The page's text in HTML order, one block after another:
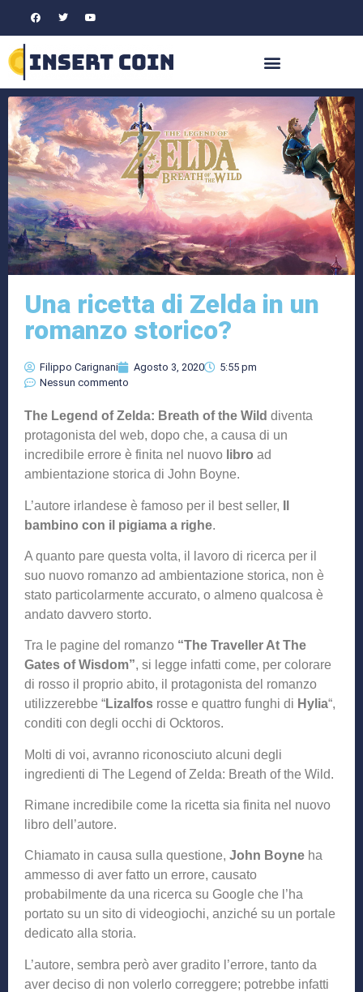
Una ricetta di Zelda in un
romanzo storico?
Filippo Carignani Agosto 3, 2020
5:55 pm
Nessun commento
The Legend of Zelda: Breath of the Wild diventa
protagonista del web, dopo che, a causa di un
incredibile errore è finita nel nuovo libro ad
ambientazione storica di John Boyne.
L’autore irlandese è famoso per il best seller,
bambino con il pigiama a righe.
A quanto pare questa volta, il lavoro di ricerca per il
suo nuovo romanzo ad ambientazione storica, non è
stato particolarmente accurato, o almeno qualcosa è
andato davvero storto.
Tra le pagine del romanzo “The Traveller At The
Gates of Wisdom”, si legge infatti come, per colorare
di rosso il proprio abito, il protagonista del romanzo
utilizzerebbe “Lizalfos rosse e quattro funghi di Hylia“,
conditi con degli occhi di Ocktoros.
Molti di voi, avranno riconosciuto alcuni degli
ingredienti di The Legend of Zelda: Breath of the Wild.
Rimane incredibile come la ricetta sia finita nel nuovo
libro dell’autore.
Chiamato in causa sulla questione, John Boyne ha
ammesso di aver fatto un errore, causato
probabilmente da una ricerca su Google che l’ha
portato su un sito di videogiochi, anziché su un portale
dedicato alla storia.
L’autore, sembra però aver gradito l’errore, tanto da
aver deciso di non volerlo correggere; potrebbe infatti